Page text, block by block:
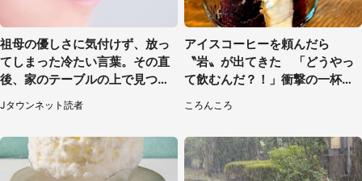
祖母の優しさに気付けず、放っ
てしまった冷たい言葉。その直
後、家のテーブルの上で見つけ
たものは（福岡県・30代女性）
Jタウンネット読者
アイスコーヒーを頼んだら
〝岩〟が出てきた 「どうやっ
て飲むんだ？！」衝撃の一杯が
ころんころ